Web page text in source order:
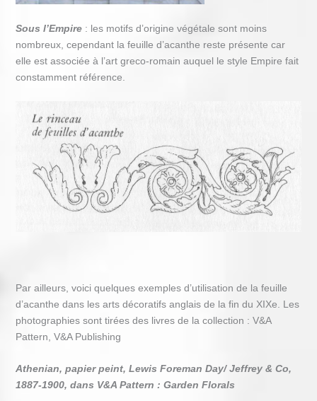
Sous l’Empire: les motifs d’origine végétale sont moins
nombreux, cependant la feuille d’acanthe reste présente car
elle est associée à l’art greco-romain auquel le style Empire fait
constamment référence.
Par ailleurs, voici quelques exemples d’utilisation de la feuille
d’acanthe dans les arts décoratifs anglais de la fin du XIXe. Les
photographies sont tirées des livres de la collection : V&A
Pattern, V&A Publishing
Athenian, papier peint, Lewis Foreman Day/ Jeffrey & Co,
1887-1900, dans V&A Pattern : Garden Florals